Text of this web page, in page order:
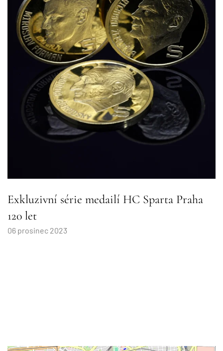
Exkluzivní série medailí HC Sparta Praha
120 let
06 prosinec 2023